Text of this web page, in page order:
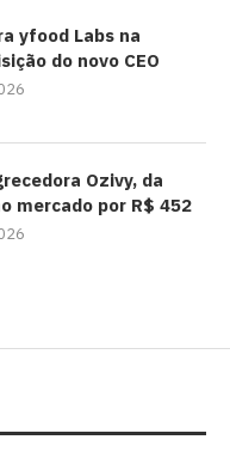
yfood Labs na
do novo CEO
Ozivy, da
mercado por R$ 452